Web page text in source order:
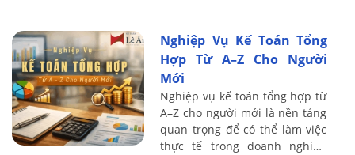
Nghiệp Vụ Kế Toán Tổng
Hợp Từ A–Z Cho Người
Mới
Nghiệp vụ kế toán tổng hợp từ
A–Z cho người mới là nền tảng
quan trọng để có thể làm việc
thực tế trong doanh nghiệp